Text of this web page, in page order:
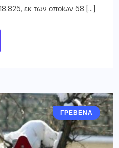
18.825, εκ των οποίων 58 […]
ΓΡΕΒΕΝΑ